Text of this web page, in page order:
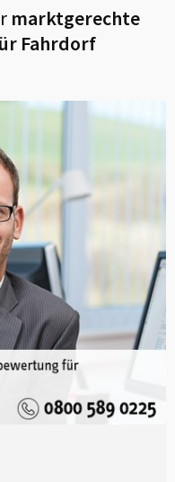
marktgerechte
Fahrdorf